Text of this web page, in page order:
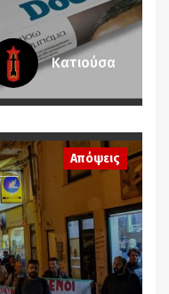
Κατιούσα
Απόψεις